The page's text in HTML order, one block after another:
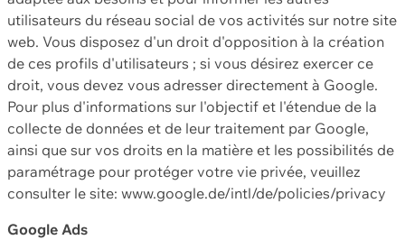
utilisateurs du réseau social de vos activités sur notre site
web. Vous disposez d'un droit d'opposition à la création
de ces profils d'utilisateurs ; si vous désirez exercer ce
droit, vous devez vous adresser directement à Google.
Pour plus d'informations sur l'objectif et l'étendue de la
collecte de données et de leur traitement par Google,
ainsi que sur vos droits en la matière et les possibilités de
paramétrage pour protéger votre vie privée, veuillez
consulter le site: www.google.de/intl/de/policies/privacy
Google Ads